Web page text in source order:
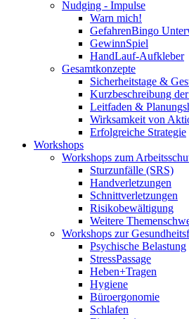
Nudging - Impulse
Warn mich!
GefahrenBingo
GewinnSpiel
HandLauf-Aufkleber
Gesamtkonzepte
Sicherheitstage &
Kurzbeschreibung
Leitfaden &
Wirksamkeit von
Erfolgreiche Strategie
Workshops
Workshops zum
Sturzunfälle (SRS)
Handverletzungen
Schnittverletzungen
Risikobewältigung
Weitere
Workshops zur
Psychische Belastung
StressPassage
Heben+Tragen
Hygiene
Büroergonomie
Schlafen